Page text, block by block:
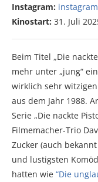
Instagram:
Kinostart: 31. Juli
Beim Titel „Die
mehr unter „jung“
wirklich sehr
aus dem Jahr 1988.
Serie „Die nackte
Filmemacher-Trio
Zucker (auch
und lustigsten
hatten wie “Die